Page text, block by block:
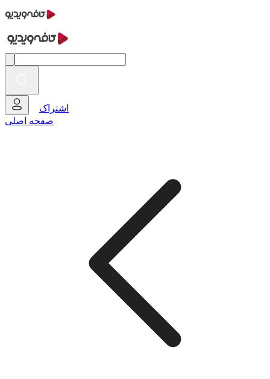
اشتراک
صفحه اصلی